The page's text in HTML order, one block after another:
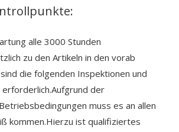
alle 3000 Stunden
zu den Artikeln in den vorab
die folgenden Inspektionen und
der
muss es an allen
kommen.Hierzu ist qualifiziertes